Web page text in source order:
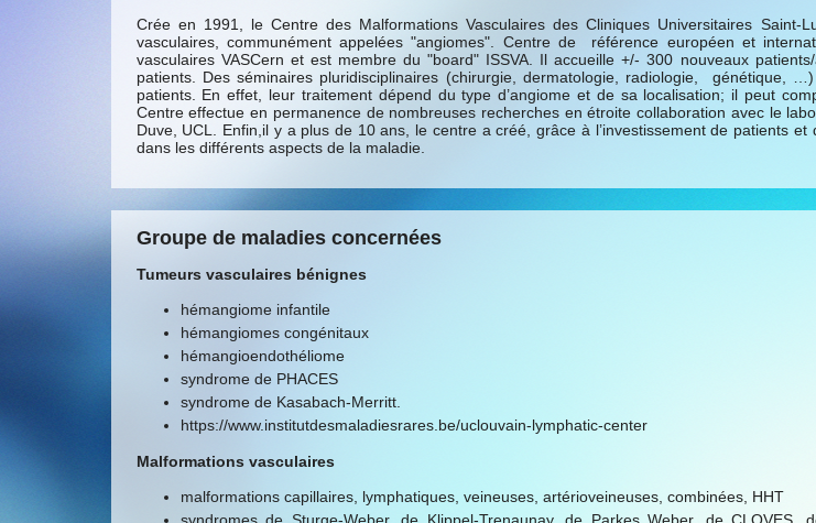
Crée en 1991, le Centre des Malformations Vasculaires des Cliniques Universitaires Saint-
vasculaires, communément appelées "angiomes". Centre de référence européen et
vasculaires VASCern et est membre du "board" ISSVA. Il accueille +/- 300 nouveaux
patients. Des séminaires pluridisciplinaires (chirurgie, dermatologie, radiologie, génétique,
patients. En effet, leur traitement dépend du type d’angiome et de sa localisation; il peut
Centre effectue en permanence de nombreuses recherches en étroite collaboration avec le
Duve, UCL. Enfin,il y a plus de 10 ans, le centre a créé, grâce à l’investissement de patients
dans les différents aspects de la maladie.
Groupe de maladies concernées
Tumeurs vasculaires bénignes
hémangiome infantile
hémangiomes congénitaux
hémangioendothéliome
syndrome de PHACES
syndrome de Kasabach-Merritt.
https://www.institutdesmaladiesrares.be/uclouvain-lymphatic-center
Malformations vasculaires
malformations capillaires, lymphatiques, veineuses, artérioveineuses, combinées, HHT